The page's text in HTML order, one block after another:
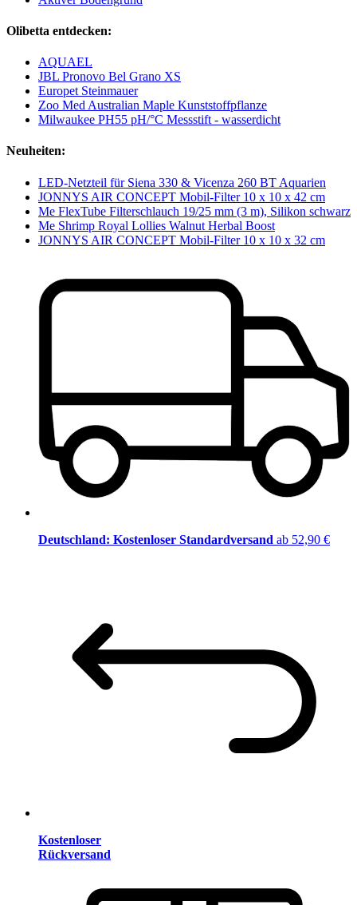
Olibetta entdecken:
AQUAEL
JBL Pronovo Bel Grano XS
Europet Steinmauer
Zoo Med Australian Maple Kunststoffpflanze
Milwaukee PH55 pH/°C Messstift - wasserdicht
Neuheiten:
LED-Netzteil für Siena 330 & Vicenza 260 BT Aquarien
JONNYS AIR CONCEPT Mobil-Filter 10 x 10 x 42 cm
Me FlexTube Filterschlauch 19/25 mm (3 m), Silikon schwarz
Me Shrimp Royal Lollies Walnut Herbal Boost
JONNYS AIR CONCEPT Mobil-Filter 10 x 10 x 32 cm
Deutschland: Kostenloser Standardversand ab 52,90 €
Kostenloser
Rückversand